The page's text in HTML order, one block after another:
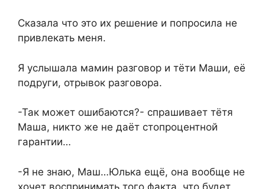
Сказала что это их решение и попросила не
привлекать меня.
Я услышала мамин разговор и тёти Маши, её
подруги, отрывок разговора.
-Так может ошибаются?- спрашивает тётя
Маша, никто же не даёт стопроцентной
гарантии…
-Я не знаю, Маш…Юлька ещё, она вообще не
хочет воспринимать того факта, что будет